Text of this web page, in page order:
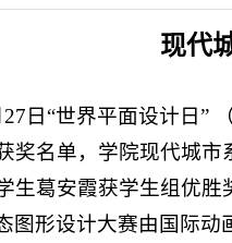
现代
27日“世界平面设计日”
奖名单，学院现代城市
生葛安霞获学生组优胜
图形设计大赛由国际动